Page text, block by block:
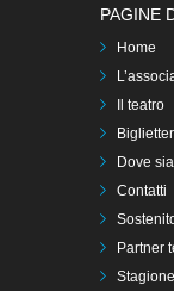
PAGINE
Home
Il teatro
Dove
Contatti
Partner